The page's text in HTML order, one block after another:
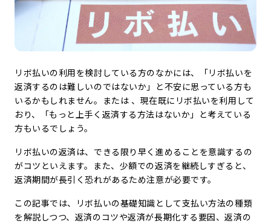
リボ払いの利用を検討している方のなかには、「リボ払いを
返済するのは難しいのではないか」と不安に思っている方も
いるかもしれません。または 、現在既にリボ払いを利用して
おり、「もっと上手く返済する方法はないか」と考えている
方もいるでしょう。
リボ払いの返済は、できる限り早く進めることを意識するの
がコツといえます。また、少額での返済を継続しすぎると、
返済期間が長引く恐れがあるため注意が必要です。
この記事では、リボ払いの基礎知識として支払い方法の種類
を解説しつつ、返済のコツや返済が長期化する要因、返済の